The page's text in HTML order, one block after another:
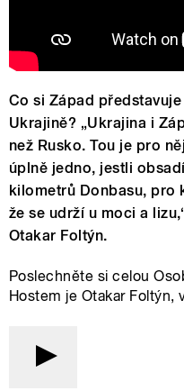
Co si Západ
Ukrajině? „Ukrajina i
než Rusko. Tou je pro
úplně jedno, jestli
kilometrů Donbasu, pro
že se udrží u moci a
Otakar Foltýn.
Poslechněte si celou
Hostem je Otakar Foltýn,